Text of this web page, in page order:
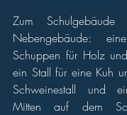
Zum Schulgebäude
Nebengebäude:
Schuppen für Holz
ein Stall für eine Kuh
Schweinestall und
Mitten auf dem